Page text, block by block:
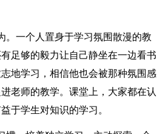
。一个人置身于学习氛围散漫的教
足够的毅力让自己静坐在一边看书
地学习，相信他也会被那种氛围感
老师的教学。课堂上，大家都在认
于学生对知识的学习。